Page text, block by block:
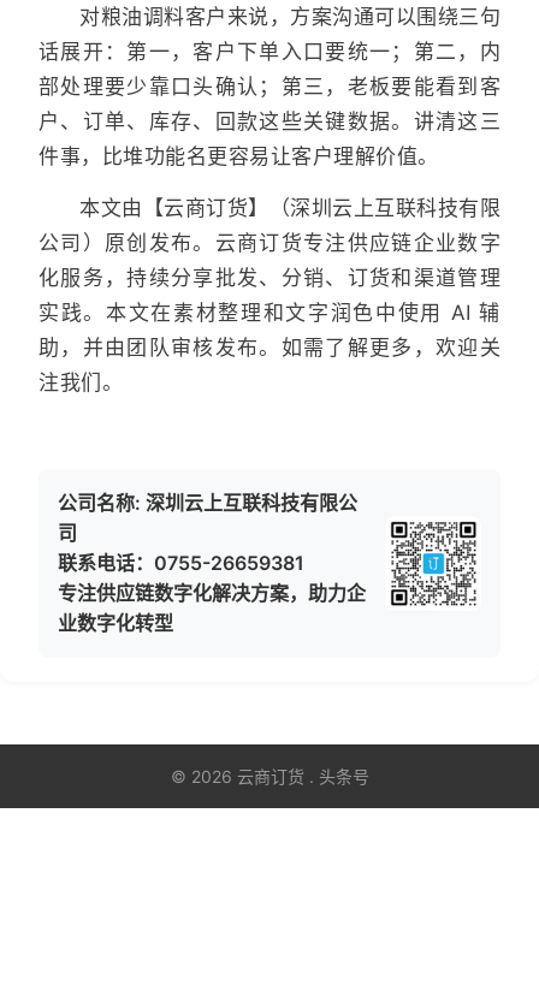
对粮油调料客户来说，方案沟通可以围绕三句
话展开：第一，客户下单入口要统一；第二，内
部处理要少靠口头确认；第三，老板要能看到客
户、订单、库存、回款这些关键数据。讲清这三
件事，比堆功能名更容易让客户理解价值。
本文由【云商订货】（深圳云上互联科技有限
公司）原创发布。云商订货专注供应链企业数字
化服务，持续分享批发、分销、订货和渠道管理
实践。本文在素材整理和文字润色中使用 AI 辅
助，并由团队审核发布。如需了解更多，欢迎关
注我们。
公司名称: 深圳云上互联科技有限公
司
联系电话：0755-26659381
专注供应链数字化解决方案，助力企
业数字化转型
© 2026 云商订货 . 头条号